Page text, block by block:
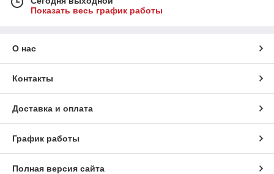
Показать весь график работы
О нас
Контакты
Доставка и оплата
График работы
Полная версия сайта